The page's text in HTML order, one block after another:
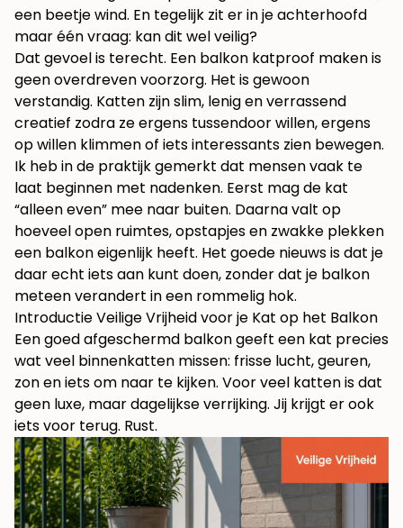
een beetje wind. En tegelijk zit er in je achterhoofd
maar één vraag: kan dit wel veilig?
Dat gevoel is terecht. Een balkon katproof maken is
geen overdreven voorzorg. Het is gewoon
verstandig. Katten zijn slim, lenig en verrassend
creatief zodra ze ergens tussendoor willen, ergens
op willen klimmen of iets interessants zien bewegen.
Ik heb in de praktijk gemerkt dat mensen vaak te
laat beginnen met nadenken. Eerst mag de kat
“alleen even” mee naar buiten. Daarna valt op
hoeveel open ruimtes, opstapjes en zwakke plekken
een balkon eigenlijk heeft. Het goede nieuws is dat je
daar echt iets aan kunt doen, zonder dat je balkon
meteen verandert in een rommelig hok.
Introductie Veilige Vrijheid voor je Kat op het Balkon
Een goed afgeschermd balkon geeft een kat precies
wat veel binnenkatten missen: frisse lucht, geuren,
zon en iets om naar te kijken. Voor veel katten is dat
geen luxe, maar dagelijkse verrijking. Jij krijgt er ook
iets voor terug. Rust.